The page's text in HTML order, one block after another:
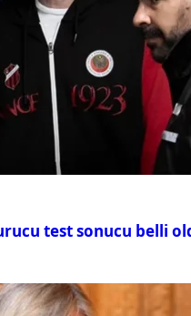
test sonucu belli